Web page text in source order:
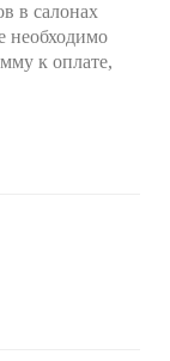
в салонах
необходимо
к оплате,